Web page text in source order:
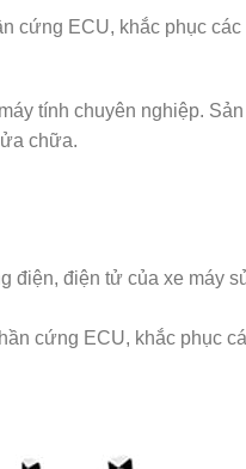
cứng ECU, khắc phục
tính chuyên nghiệp.
chữa.
điện, điện tử của xe máy
cứng ECU, khắc phục